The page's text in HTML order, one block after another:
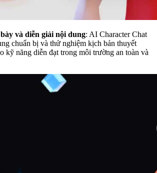
và diễn giải nội dung: AI Character Chat
chuẩn bị và thử nghiệm kịch bản thuyết
kỹ năng diễn đạt trong môi trường an toàn và